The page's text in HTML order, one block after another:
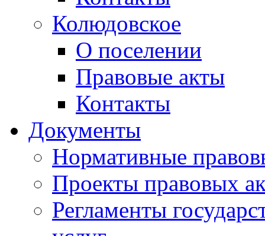
Колюдовское
О поселении
Правовые акты
Контакты
Документы
Нормативные
Проекты правовых
Регламенты